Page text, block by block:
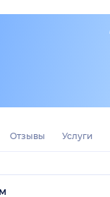
Отзывы Услуги